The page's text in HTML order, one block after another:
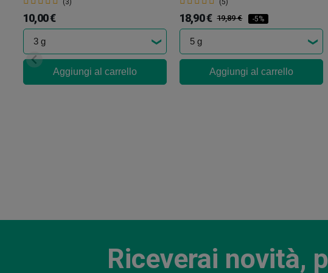
(3)
10,00 €
Aggiungi al carrello
(5)
18,90 € 19,89 € -5%
Aggiungi al carrello
Riceverai novità,